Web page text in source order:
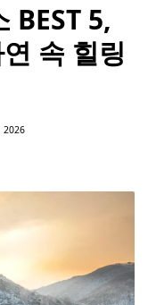
BEST 5,
속 힐링
2026